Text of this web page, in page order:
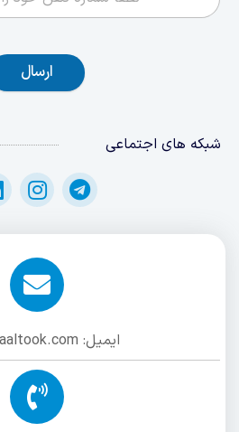
ارسال
شبکه های اجتماعی
ایمیل: info@kaaltook.com